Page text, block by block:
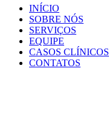
INÍCIO
SOBRE NÓS
SERVIÇOS
EQUIPE
CASOS CLÍNICOS
CONTATOS